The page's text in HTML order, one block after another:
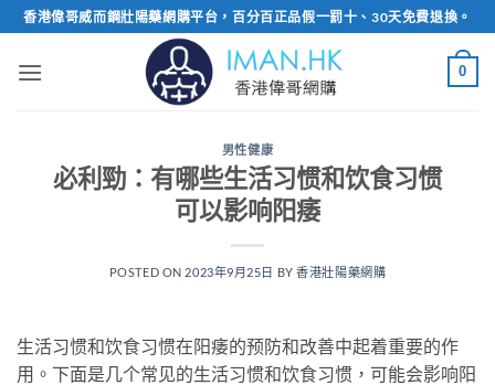
Skip
to
content
香港偉哥威而鋼壯陽藥網購平台，百分百正品假一罰十、30天免費退換。
0
男性健康
必利勁：有哪些生活习惯和饮食习惯
可以影响阳痿
POSTED ON 2023年9月25日 BY香港壯陽藥網購
生活习惯和饮食习惯在阳痿的预防和改善中起着重要的作
用。下面是几个常见的生活习惯和饮食习惯，可能会影响阳